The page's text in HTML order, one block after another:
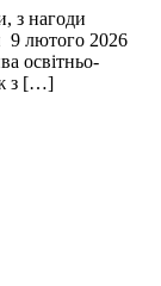
з нагоди
9 лютого 2026
освітньо-
з […]